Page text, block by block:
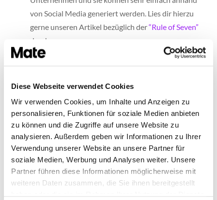
Diese Webseite verwendet Cookies
Wir verwenden Cookies, um Inhalte und Anzeigen zu
personalisieren, Funktionen für soziale Medien anbieten
zu können und die Zugriffe auf unsere Website zu
analysieren. Außerdem geben wir Informationen zu Ihrer
Verwendung unserer Website an unsere Partner für
soziale Medien, Werbung und Analysen weiter. Unsere
Partner führen diese Informationen möglicherweise mit
weiteren Daten zusammen, die Sie ihnen bereitgestellt
von Social Media generiert werden. Lies dir hierzu
gerne unseren Artikel bezüglich der“Rule of Seven”
durch.
Doch nun zu den Agenturen. Social Media-
zu besonderen Themen, die dann nur über einen
kürzeren Zeitraum gespielt werden können. Dies ist
selbstverständlich eine großartige Ergänzung zu dem
Mate Content, allerdings wird dieser hierdurch nicht
ersetzt. Die von Agenturen erstellten Inhalte können
ganz einfach mit Mate recycelt werden und so zu